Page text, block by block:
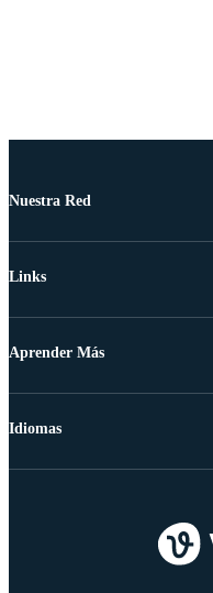
Nuestra Red
Links
Aprender Más
Idiomas